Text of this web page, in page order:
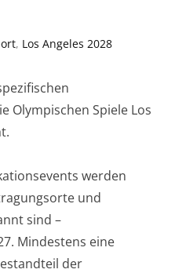
, Los Angeles 2028
Olympischen Spiele Los
werden
und
sind –
Mindestens eine
der